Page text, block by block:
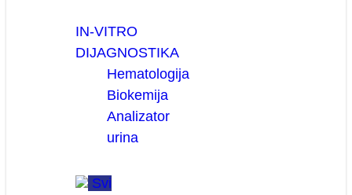
IN-VITRO
DIJAGNOSTIKA
Hematologija
Biokemija
Analizator
urina
Svi